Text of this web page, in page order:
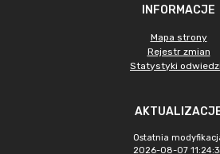
INFORMACJE
Mapa strony
Rejestr zmian
Statystyki
Ostatnia
2026-08-07